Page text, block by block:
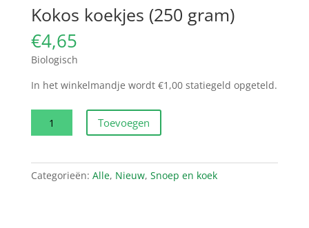
Kokos koekjes (250 gram)
€4,65
Biologisch
In het winkelmandje wordt €1,00 statiegeld opgeteld.
Kokos
koekjes
gram)
aantal
Toevoegen
Categorieën: Alle, Nieuw, Snoep en koek